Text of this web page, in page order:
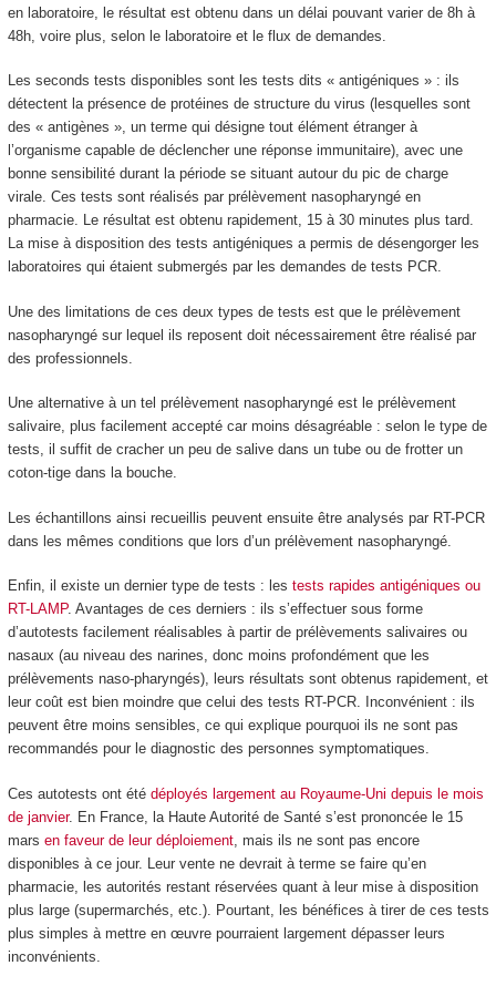
en laboratoire, le résultat est obtenu dans un délai pouvant varier de 8h à
48h, voire plus, selon le laboratoire et le flux de demandes.
Les seconds tests disponibles sont les tests dits « antigéniques » : ils
détectent la présence de protéines de structure du virus (lesquelles sont
des « antigènes », un terme qui désigne tout élément étranger à
l’organisme capable de déclencher une réponse immunitaire), avec une
bonne sensibilité durant la période se situant autour du pic de charge
virale. Ces tests sont réalisés par prélèvement nasopharyngé en
pharmacie. Le résultat est obtenu rapidement, 15 à 30 minutes plus tard.
La mise à disposition des tests antigéniques a permis de désengorger les
laboratoires qui étaient submergés par les demandes de tests PCR.
Une des limitations de ces deux types de tests est que le prélèvement
nasopharyngé sur lequel ils reposent doit nécessairement être réalisé par
des professionnels.
Une alternative à un tel prélèvement nasopharyngé est le prélèvement
salivaire, plus facilement accepté car moins désagréable : selon le type de
tests, il suffit de cracher un peu de salive dans un tube ou de frotter un
coton-tige dans la bouche.
Les échantillons ainsi recueillis peuvent ensuite être analysés par RT-PCR
dans les mêmes conditions que lors d’un prélèvement nasopharyngé.
Enfin, il existe un dernier type de tests : les tests rapides antigéniques ou
RT-LAMP. Avantages de ces derniers : ils s’effectuer sous forme
d’autotests facilement réalisables à partir de prélèvements salivaires ou
nasaux (au niveau des narines, donc moins profondément que les
prélèvements naso-pharyngés), leurs résultats sont obtenus rapidement, et
leur coût est bien moindre que celui des tests RT-PCR. Inconvénient : ils
peuvent être moins sensibles, ce qui explique pourquoi ils ne sont pas
recommandés pour le diagnostic des personnes symptomatiques.
Ces autotests ont été déployés largement au Royaume-Uni depuis le mois
de janvier. En France, la Haute Autorité de Santé s’est prononcée le 15
mars en faveur de leur déploiement, mais ils ne sont pas encore
disponibles à ce jour. Leur vente ne devrait à terme se faire qu’en
pharmacie, les autorités restant réservées quant à leur mise à disposition
plus large (supermarchés, etc.). Pourtant, les bénéfices à tirer de ces tests
plus simples à mettre en œuvre pourraient largement dépasser leurs
inconvénients.